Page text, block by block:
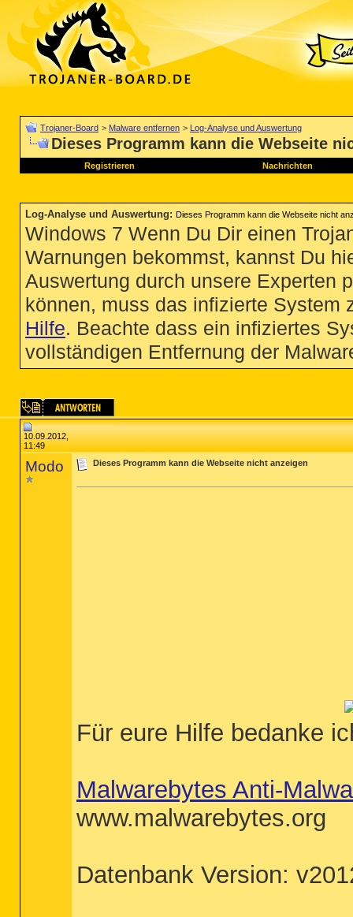
Trojaner-Board > Malware entfernen > Log-Analyse und Auswertung
Dieses Programm kann die Webseite
Registrieren Nachrichten
Log-Analyse und Auswertung: Dieses Programm kann die Webseite nicht
Windows 7 Wenn Du Dir einen
Warnungen bekommst, kannst Du
Auswertung durch unsere Experten
können, muss das infizierte System
Hilfe. Beachte dass ein infiziertes
vollständigen Entfernung der
10.09.2012,
11:49
Modo Dieses Programm kann die Webseite nicht anzeigen
Für eure Hilfe bedanke
Malwarebytes Anti-
www.malwarebytes.org
Datenbank Version: